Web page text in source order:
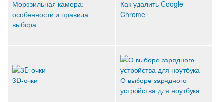
Морозильная камера:
особенности и правила
выбора
Как удалить Google
Chrome
3D-очки
О выборе зарядного
устройства для ноутбука